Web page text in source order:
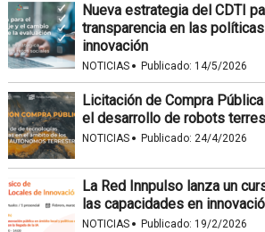
Nueva estrategia del CDTI
transparencia en las
innovación
NOTICIAS · Publicado: 14/5/2026
Licitación de Compra
el desarrollo de robots
NOTICIAS · Publicado: 24/4/2026
La Red Innpulso lanza un
las capacidades en
NOTICIAS · Publicado: 19/2/2026